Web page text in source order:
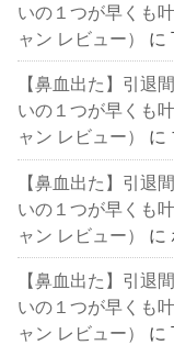
いの１つが早くも
ャン レビュー）
に
【鼻血出た】引退
いの１つが早くも
ャン レビュー）
に
【鼻血出た】引退
いの１つが早くも
ャン レビュー）
に
【鼻血出た】引退
いの１つが早くも
ャン レビュー）
に